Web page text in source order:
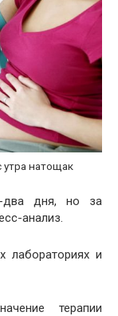
утра натощак
два дня, но за
анализ.
лабораториях и
терапии